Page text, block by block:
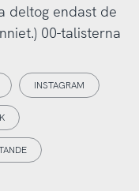
deltog endast de
00-talisterna
INSTAGRAM